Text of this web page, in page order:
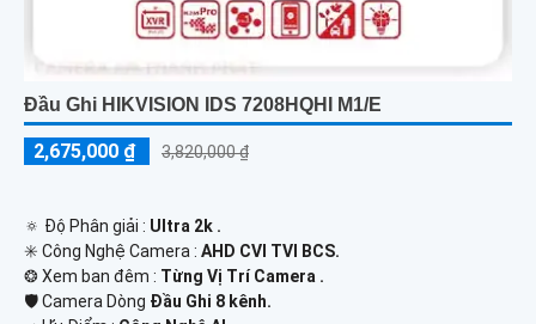
Đầu Ghi HIKVISION IDS 7208HQHI M1/E
2,675,000 ₫ 3,820,000 ₫
🔅 Độ Phân giải : Ultra 2k .
✳️ Công Nghệ Camera : AHD CVI TVI BCS.
❂ Xem ban đêm : Từng Vị Trí Camera .
🛡 Camera Dòng Đầu Ghi 8 kênh.